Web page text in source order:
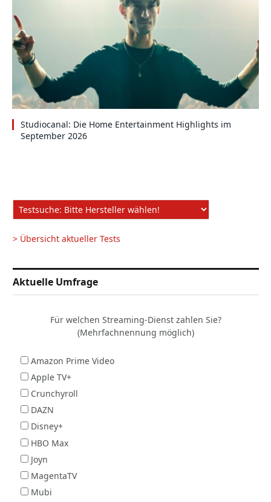
Studiocanal: Die Home Entertainment Highlights im
September 2026
> Übersicht aktueller Tests
Aktuelle Umfrage
Für welchen Streaming-Dienst zahlen Sie?
(Mehrfachnennung möglich)
Amazon Prime Video
Apple TV+
Crunchyroll
DAZN
Disney+
HBO Max
Joyn
MagentaTV
Mubi